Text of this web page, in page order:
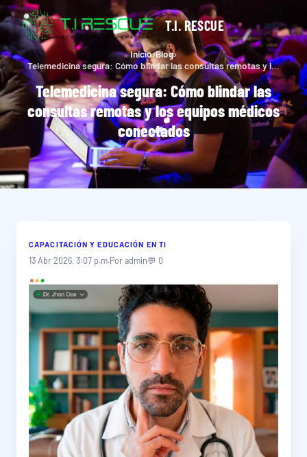
T.I. RESCUE
Inicio›Blog›
Telemedicina segura: Cómo blindar las consultas remotas y los equipos médicos conectados
Telemedicina segura: Cómo blindar las
consultas remotas y los equipos médicos
conectados
CAPACITACIÓN Y EDUCACIÓN EN TI
13 Abr 2026, 3:07 p.m.Por admin💬 0